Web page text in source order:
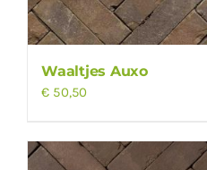
Waaltjes Auxo
€ 50,50